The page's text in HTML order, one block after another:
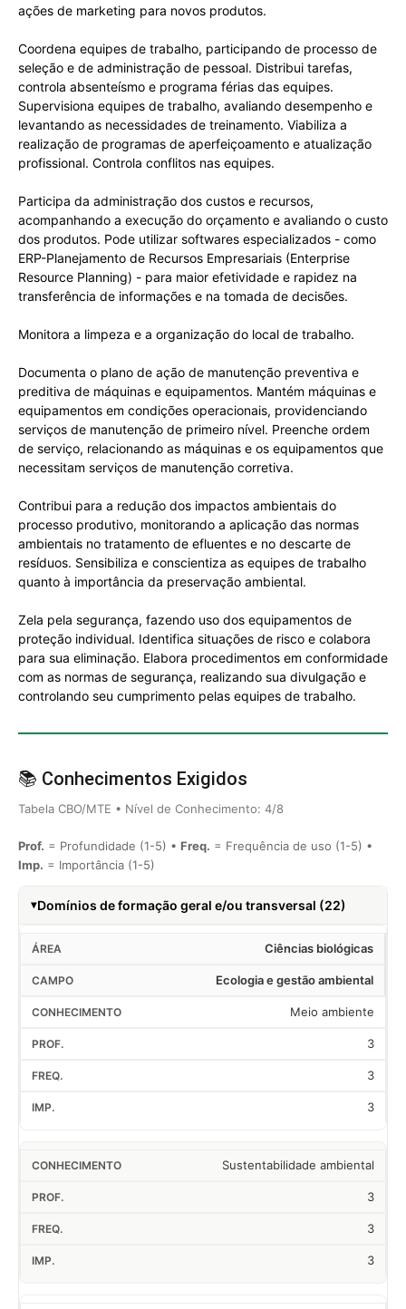
ações de marketing para novos produtos.
Coordena equipes de trabalho, participando de processo de
seleção e de administração de pessoal. Distribui tarefas,
controla absenteísmo e programa férias das equipes.
Supervisiona equipes de trabalho, avaliando desempenho e
levantando as necessidades de treinamento. Viabiliza a
realização de programas de aperfeiçoamento e atualização
profissional. Controla conflitos nas equipes.
Participa da administração dos custos e recursos,
acompanhando a execução do orçamento e avaliando o custo
dos produtos. Pode utilizar softwares especializados - como
ERP-Planejamento de Recursos Empresariais (Enterprise
Resource Planning) - para maior efetividade e rapidez na
transferência de informações e na tomada de decisões.
Monitora a limpeza e a organização do local de trabalho.
Documenta o plano de ação de manutenção preventiva e
preditiva de máquinas e equipamentos. Mantém máquinas e
equipamentos em condições operacionais, providenciando
serviços de manutenção de primeiro nível. Preenche ordem
de serviço, relacionando as máquinas e os equipamentos que
necessitam serviços de manutenção corretiva.
Contribui para a redução dos impactos ambientais do
processo produtivo, monitorando a aplicação das normas
ambientais no tratamento de efluentes e no descarte de
resíduos. Sensibiliza e conscientiza as equipes de trabalho
quanto à importância da preservação ambiental.
Zela pela segurança, fazendo uso dos equipamentos de
proteção individual. Identifica situações de risco e colabora
para sua eliminação. Elabora procedimentos em conformidade
com as normas de segurança, realizando sua divulgação e
controlando seu cumprimento pelas equipes de trabalho.
📚 Conhecimentos Exigidos
Tabela CBO/MTE • Nível de Conhecimento: 4/8
Prof. = Profundidade (1-5) • Freq. = Frequência de uso (1-5) •
Imp. = Importância (1-5)
Domínios de formação geral e/ou transversal (22)
Ciências biológicas
Ecologia e gestão ambiental
Meio ambiente
3
3
3
Sustentabilidade ambiental
3
3
3